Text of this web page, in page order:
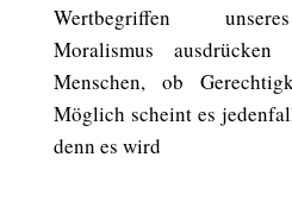
Wertbegriffen
Moralismus
Menschen, ob
Möglich scheint es
denn es wird